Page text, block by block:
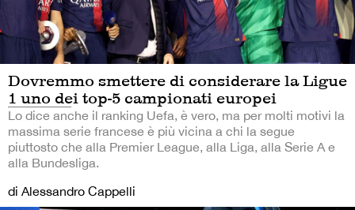
Dovremmo smettere di considerare la Ligue
1 uno dei top-5 campionati europei
Lo dice anche il ranking Uefa, è vero, ma per molti motivi la
massima serie francese è più vicina a chi la segue
piuttosto che alla Premier League, alla Liga, alla Serie A e
alla Bundesliga.
di Alessandro Cappelli